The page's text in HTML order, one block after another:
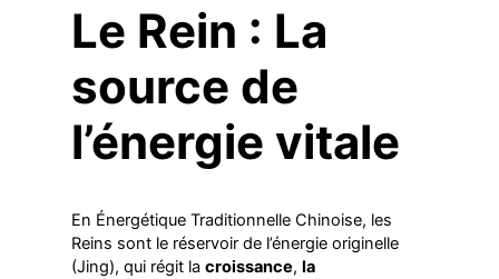
Le Rein : La
source de
l’énergie vitale
En Énergétique Traditionnelle Chinoise, les
Reins sont le réservoir de l’énergie originelle
(Jing), qui régit lacroissance,la